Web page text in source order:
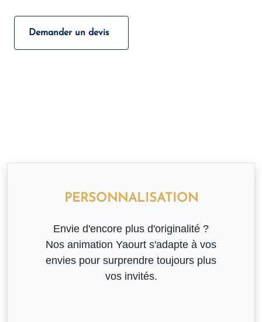
Demander un devis
PERSONNALISATION
Envie d'encore plus d'originalité ?
Nos animation Yaourt s'adapte à vos
envies pour surprendre toujours plus
vos invités.